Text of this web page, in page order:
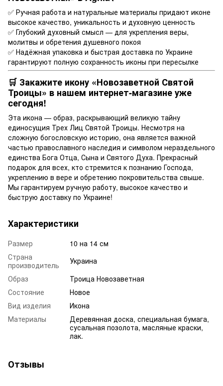
✅ Ручная работа и натуральные материалы придают иконе
высокое качество, уникальность и духовную ценность
✅ Глубокий духовный смысл — для укрепления веры,
молитвы и обретения душевного покоя
✅ Надёжная упаковка и быстрая доставка по Украине
гарантируют полную сохранность иконы при пересылке
🛒 Закажите икону «Новозаветной Святой
Троицы» в нашем интернет-магазине уже
сегодня!
Эта икона — образ, раскрывающий великую тайну
единосущия Трех Лиц Святой Троицы. Несмотря на
сложную богословскую историю, она является важной
частью православного наследия и символом нераздельного
единства Бога Отца, Сына и Святого Духа. Прекрасный
подарок для всех, кто стремится к познанию Господа,
укреплению в вере и обретению покровительства свыше.
Мы гарантируем ручную работу, высокое качество и
быструю доставку по Украине!
Характеристики
Размер
10 на 14 см
Страна
производитель
Украина
Образ
Троица Новозаветная
Состояние
Новое
Вид изделия
Икона
Материалы
Деревянная доска, специальная бумага,
сусальная позолота, масляные краски,
лак.
Отзывы